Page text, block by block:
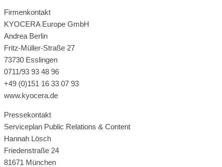
Firmenkontakt
KYOCERA Europe GmbH
Andrea Berlin
Fritz-Müller-Straße 27
73730 Esslingen
0711/93 93 48 96
+49 (0)151 16 33 07 93
www.kyocera.de
Pressekontakt
Serviceplan Public Relations & Content
Hannah Lösch
Friedenstraße 24
81671 München